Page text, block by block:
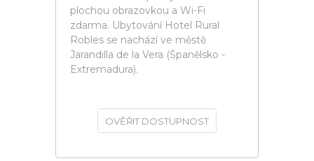
plochou obrazovkou a Wi-Fi
zdarma. Ubytování Hotel Rural
Robles se nachází ve městě
Jarandilla de la Vera (Španělsko -
Extremadura).
OVĚŘIT DOSTUPNOST